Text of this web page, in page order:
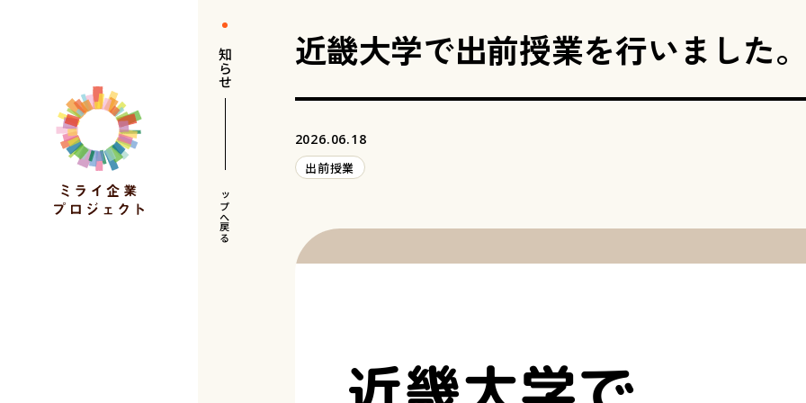
お知らせ
トップへ戻る
近畿大学で出前授業を行いました
2026.06.18
出前授業